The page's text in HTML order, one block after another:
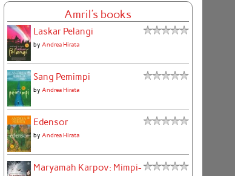
Amril's books
Laskar Pelangi
by Andrea Hirata
Sang Pemimpi
by Andrea Hirata
Edensor
by Andrea Hirata
Maryamah Karpov: Mimpi-